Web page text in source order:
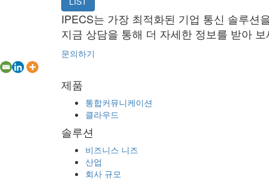
IPECS는 가장 최적화된 기업 통신 솔루션
지금 상담을 통해 더 자세한 정보를 받아 보
문의하기
제품
통합커뮤니케이션
클라우드
솔루션
비즈니스 니즈
산업
회사 규모